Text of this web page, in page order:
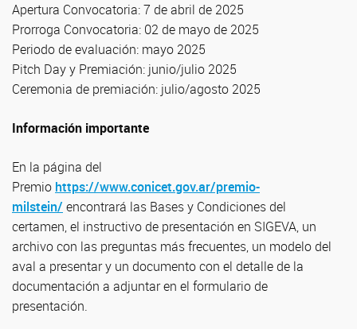
Apertura Convocatoria: 7 de abril de 2025
Prorroga Convocatoria: 02 de mayo de 2025
Periodo de evaluación: mayo 2025
Pitch Day y Premiación: junio/julio 2025
Ceremonia de premiación: julio/agosto 2025
Información importante
En la página del
Premio https://www.conicet.gov.ar/premio-
milstein/ encontrará las Bases y Condiciones del
certamen, el instructivo de presentación en SIGEVA, un
archivo con las preguntas más frecuentes, un modelo del
aval a presentar y un documento con el detalle de la
documentación a adjuntar en el formulario de
presentación.